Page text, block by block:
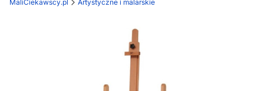
MaliCiekawscy.pl Artystyczne i malarskie